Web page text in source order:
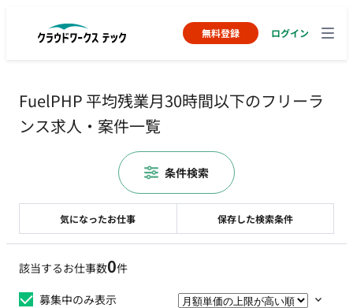
無料登録 ログイン
FuelPHP 平均残業月30時間以下のフリーラ
ンス求人・案件一覧
該当するお仕事数0件
募集中のみ表示
気になったお仕事 保存した検索条件
条件検索